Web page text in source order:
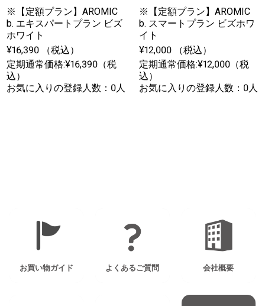
※【定額プラン】AROMIC
b. エキスパートプラン ビズ
ホワイト
¥16,390 （税込）
定期通常価格:¥16,390（税
込）
お気に入りの登録人数：0人
※【定額プラン】AROMIC
b. スマートプラン ビズホワ
イト
¥12,000 （税込）
定期通常価格:¥12,000（税
込）
お気に入りの登録人数：0人
お買い物ガイド よくあるご質問 会社概要